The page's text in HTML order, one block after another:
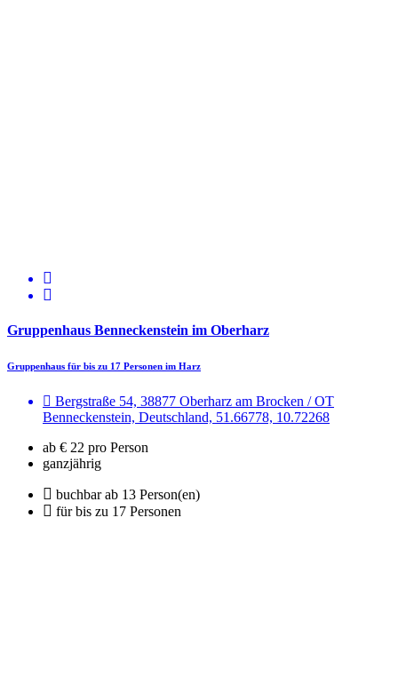
Gruppenhaus Benneckenstein im Oberharz
Gruppenhaus für bis zu 17 Personen im Harz
Bergstraße 54, 38877 Oberharz am Brocken / OT
Benneckenstein, Deutschland, 51.66778, 10.72268
ab € 22 pro Person
ganzjährig
buchbar ab 13 Person(en)
für bis zu 17 Personen